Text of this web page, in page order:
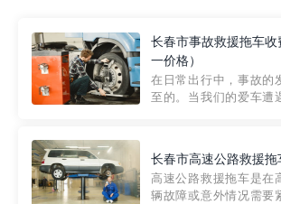
长春市事故救援拖车
一价格）
在日常出行中，事故的
至的。当我们的爱车遭
细解析一下市区事故
准，以及在选用拖车服
长春市高速公路救援
高速公路救援拖车是在
辆故障或意外情况需要